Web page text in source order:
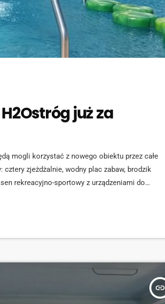
już za
mogli korzystać z nowego obiektu przez całe
zjeżdżalnie, wodny plac zabaw, brodzik
rekreacyjno-sportowy z urządzeniami do
torami pływackimi. Dostępna także zielona
insert_link